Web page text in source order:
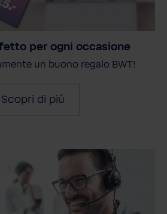
per ogni occasione
un buono regalo BWT!
Scopri di più